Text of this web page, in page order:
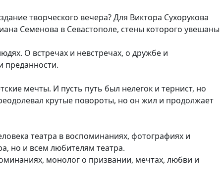
творческого вечера? Для Виктора Сухорукова
Семенова в Севастополе, стены которого увешаны
О встречах и невстречах, о дружбе и
преданности.
мечты. И пусть путь был нелегок и тернист, но
крутые повороты, но он жил и продолжает
театра в воспоминаниях, фотографиях и
но и всем любителям театра.
монолог о призвании, мечтах, любви и